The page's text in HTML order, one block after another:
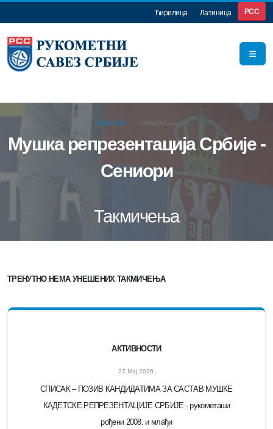
Ћирилица Латиница РСС
Мушка репрезентација Србије -
Сениори
Такмичења
ПОЧЕТНА ТАКМИЧЕЊА
ТРЕНУТНО НЕМА УНЕШЕНИХ ТАКМИЧЕЊА
АКТИВНОСТИ
27.Мај 2026.
СПИСАК – ПОЗИВ КАНДИДАТИМА ЗА САСТАВ МУШКЕ
КАДЕТСКЕ РЕПРЕЗЕНТАЦИЈЕ СРБИЈЕ - рукометаши
рођени 2008. и млађи